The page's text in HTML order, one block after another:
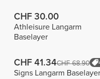
CHF 30.00
Athleisure Langarm
Baselayer
CHF 41.34CHF 68.90
Signs Langarm Baselayer